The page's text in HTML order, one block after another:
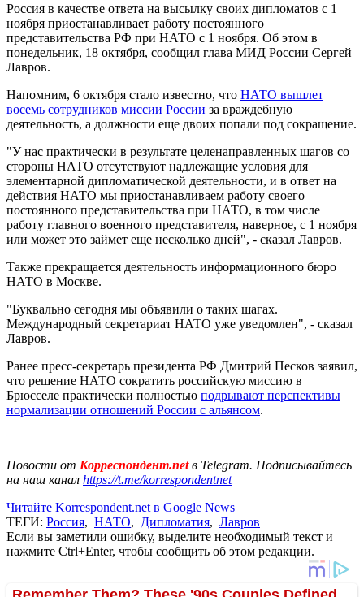
Россия в качестве ответа на высылку своих дипломатов с 1
ноября приостанавливает работу постоянного
представительства РФ при НАТО с 1 ноября. Об этом в
понедельник, 18 октября, сообщил глава МИД России Сергей
Лавров.
Напомним, 6 октября стало известно, что НАТО вышлет
восемь сотрудников миссии России за враждебную
деятельность, а должности еще двоих попали под сокращение.
"У нас практически в результате целенаправленных шагов со
стороны НАТО отсутствуют надлежащие условия для
элементарной дипломатической деятельности, и в ответ на
действия НАТО мы приостанавливаем работу своего
постоянного представительства при НАТО, в том числе
работу главного военного представителя, наверное, с 1 ноября
или может это займет еще несколько дней", - сказал Лавров.
Также прекращается деятельность информационного бюро
НАТО в Москве.
"Буквально сегодня мы объявили о таких шагах.
Международный секретариат НАТО уже уведомлен", - сказал
Лавров.
Ранее пресс-секретарь президента РФ Дмитрий Песков заявил,
что решение НАТО сократить российскую миссию в
Брюсселе практически полностью подрывают перспективы
нормализации отношений России с альянсом.
Новости от Корреспондент.netв Telegram. Подписывайтесь
на наш канал https://t.me/korrespondentnet
Читайте Korrespondent.net в Google News
ТЕГИ: Россия, НАТО, Дипломатия, Лавров
Если вы заметили ошибку, выделите необходимый текст и
нажмите Ctrl+Enter, чтобы сообщить об этом редакции.